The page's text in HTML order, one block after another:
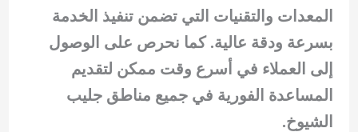
المعدات والتقنيات التي تضمن تنفيذ الخدمة
بسرعة ودقة عالية. كما نحرص على الوصول
إلى العملاء في أسرع وقت ممكن لتقديم
المساعدة الفورية في جميع مناطق جليب
الشيوخ.